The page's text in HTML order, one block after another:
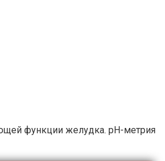
функции желудка. рН-метрия